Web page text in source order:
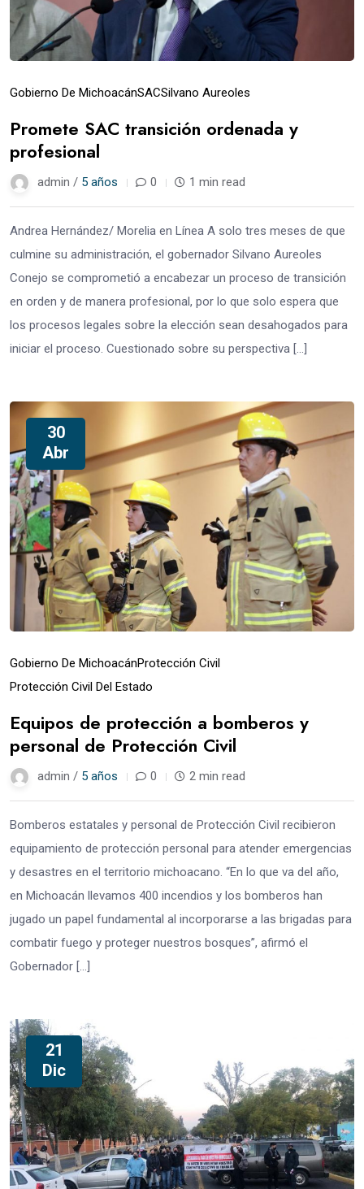
Gobierno De MichoacánSACSilvano Aureoles
Promete SAC transición ordenada y
profesional
admin / 5 años 0 1 min read
Andrea Hernández/ Morelia en Línea A solo tres meses de que
culmine su administración, el gobernador Silvano Aureoles
Conejo se comprometió a encabezar un proceso de transición
en orden y de manera profesional, por lo que solo espera que
los procesos legales sobre la elección sean desahogados para
iniciar el proceso. Cuestionado sobre su perspectiva […]
30
Abr
Gobierno De MichoacánProtección Civil
Protección Civil Del Estado
Equipos de protección a bomberos y
personal de Protección Civil
admin / 5 años 0 2 min read
Bomberos estatales y personal de Protección Civil recibieron
equipamiento de protección personal para atender emergencias
y desastres en el territorio michoacano. “En lo que va del año,
en Michoacán llevamos 400 incendios y los bomberos han
jugado un papel fundamental al incorporarse a las brigadas para
combatir fuego y proteger nuestros bosques”, afirmó el
Gobernador […]
21
Dic